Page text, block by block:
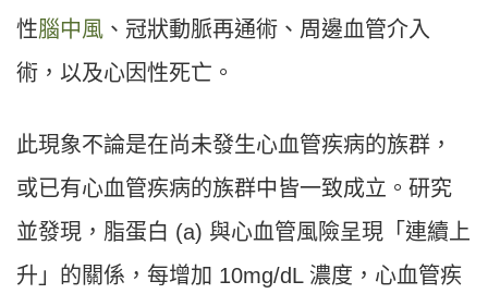
性腦中風 、冠狀動脈再通術、周邊血管介入
術，以及心因性死亡。
此現象不論是在尚未發生心血管疾病的族群，
或已有心血管疾病的族群中皆一致成立。研究
並發現，脂蛋白 (a) 與心血管風險呈現「連續上
升」的關係，每增加 10mg/dL 濃度，心血管疾